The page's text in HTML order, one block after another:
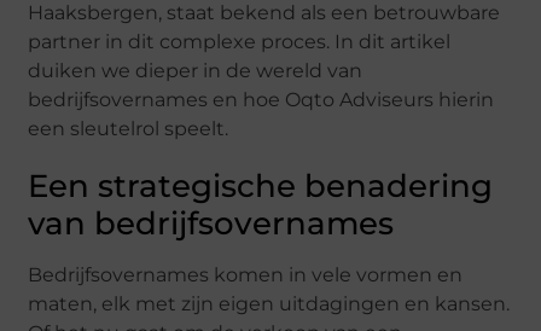
Haaksbergen, staat bekend als een betrouwbare
partner in dit complexe proces. In dit artikel
duiken we dieper in de wereld van
bedrijfsovernames en hoe Oqto Adviseurs hierin
een sleutelrol speelt.
Een strategische benadering
van bedrijfsovernames
Bedrijfsovernames komen in vele vormen en
maten, elk met zijn eigen uitdagingen en kansen.